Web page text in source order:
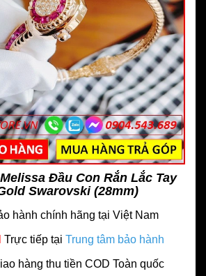
Đầu Con Rắn Lắc Tay
Swarovski (28mm)
hành chính hãng tại Việt Nam
Trực tiếp tại Trung tâm bảo hành
hàng thu tiền COD Toàn quốc